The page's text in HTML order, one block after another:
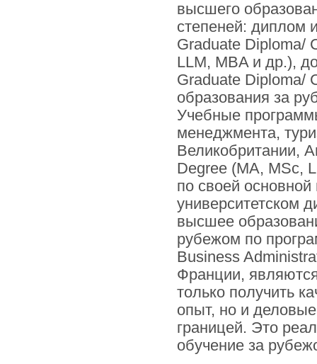
высшего
степеней: диплом
Graduate Diploma/
LLM, MBA и др.),
Graduate Diploma/
образования за
Учебные
менеджмента,
Великобритании,
Degree (MA, MSc,
по своей
университетском
высшее
рубежом по
Business
Франции,
только получить
опыт, но и
границей. Это
обучение за